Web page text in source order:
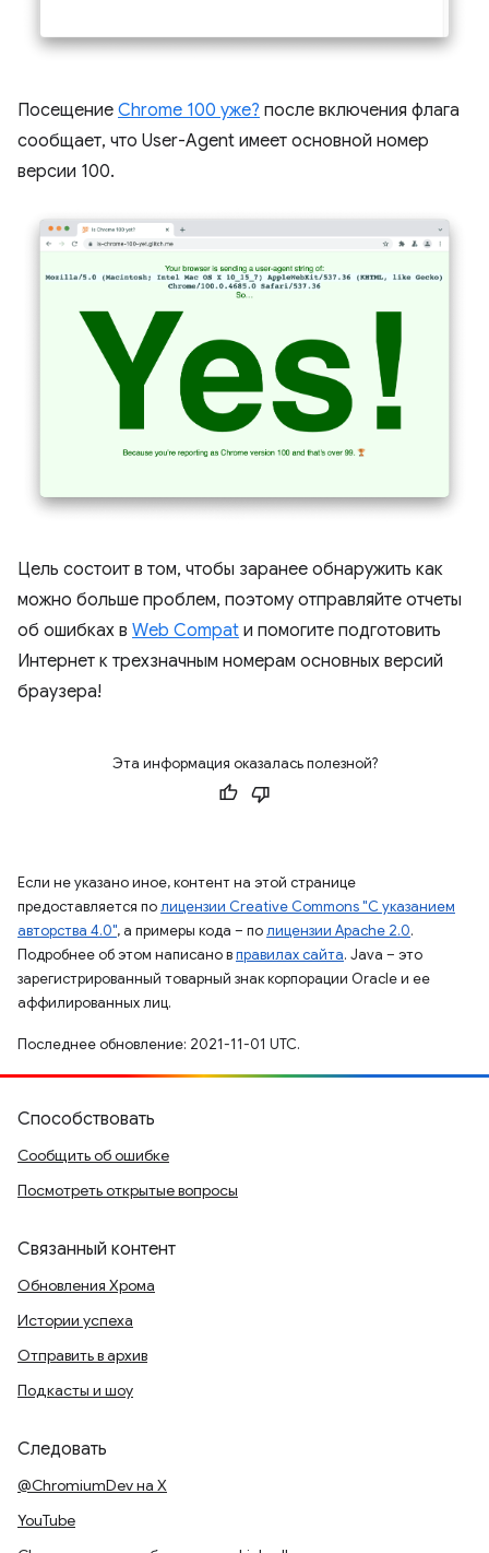
Посещение Chrome 100 уже? после включения флага
сообщает, что User-Agent имеет основной номер
версии 100.
Цель состоит в том, чтобы заранее обнаружить как
можно больше проблем, поэтому отправляйте отчеты
об ошибках в Web Compat и помогите подготовить
Интернет к трехзначным номерам основных версий
браузера!
Эта информация оказалась полезной?
Если не указано иное, контент на этой странице
предоставляется полицензии Creative Commons "С указанием
авторства 4.0", а примеры кода – полицензии Apache 2.0.
Подробнее об этом написано вправилах сайта. Java – это
зарегистрированный товарный знак корпорации Oracle и ее
аффилированных лиц.
Последнее обновление: 2021-11-01 UTC.
Способствовать
Сообщить об ошибке
Посмотреть открытые вопросы
Связанный контент
Обновления Хрома
Истории успеха
Отправить в архив
Подкасты и шоу
Следовать
@ChromiumDev на X
YouTube